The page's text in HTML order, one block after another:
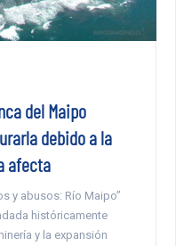
del Maipo
debido a la
afecta
y abusos: Río Maipo”
históricamente
y la expansión